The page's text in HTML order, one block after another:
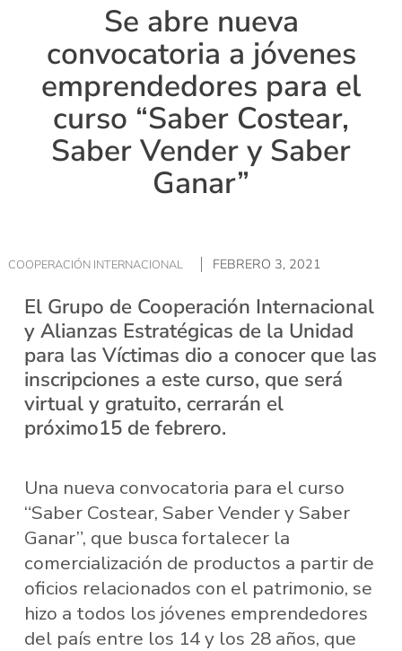
Se abre nueva
convocatoria a jóvenes
emprendedores para el
curso “Saber Costear,
Saber Vender y Saber
Ganar”
COOPERACIÓN INTERNACIONAL FEBRERO 3, 2021
El Grupo de Cooperación Internacional
y Alianzas Estratégicas de la Unidad
para las Víctimas dio a conocer que las
inscripciones a este curso, que será
virtual y gratuito, cerrarán el
próximo15 de febrero.
Una nueva convocatoria para el curso
“Saber Costear, Saber Vender y Saber
Ganar”, que busca fortalecer la
comercialización de productos a partir de
oficios relacionados con el patrimonio, se
hizo a todos los jóvenes emprendedores
del país entre los 14 y los 28 años, que